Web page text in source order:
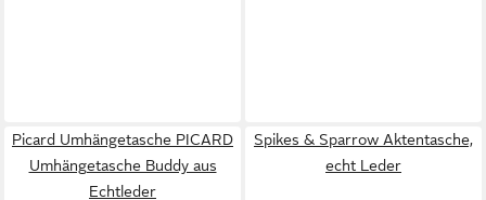
Picard Umhängetasche PICARD
Umhängetasche Buddy aus
Echtleder
Spikes & Sparrow Aktentasche,
echt Leder